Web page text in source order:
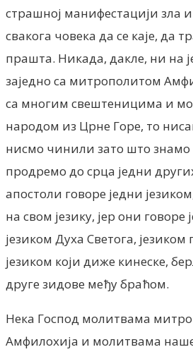
страшној манифестацији зла
свакога човека да се каје, да
прашта. Никада, дакле, ни на
заједно са митрополитом
са многим свештеницима и
народом из Црне Горе, то
нисмо чинили зато што знамо
продремо до срца једни
апостоли говоре једни
на свом језику, јер они
језиком Духа Светога,
језиком који диже кинеске,
друге зидове међу браћом.
Нека Господ молитвама
Амфилохија и молитвама